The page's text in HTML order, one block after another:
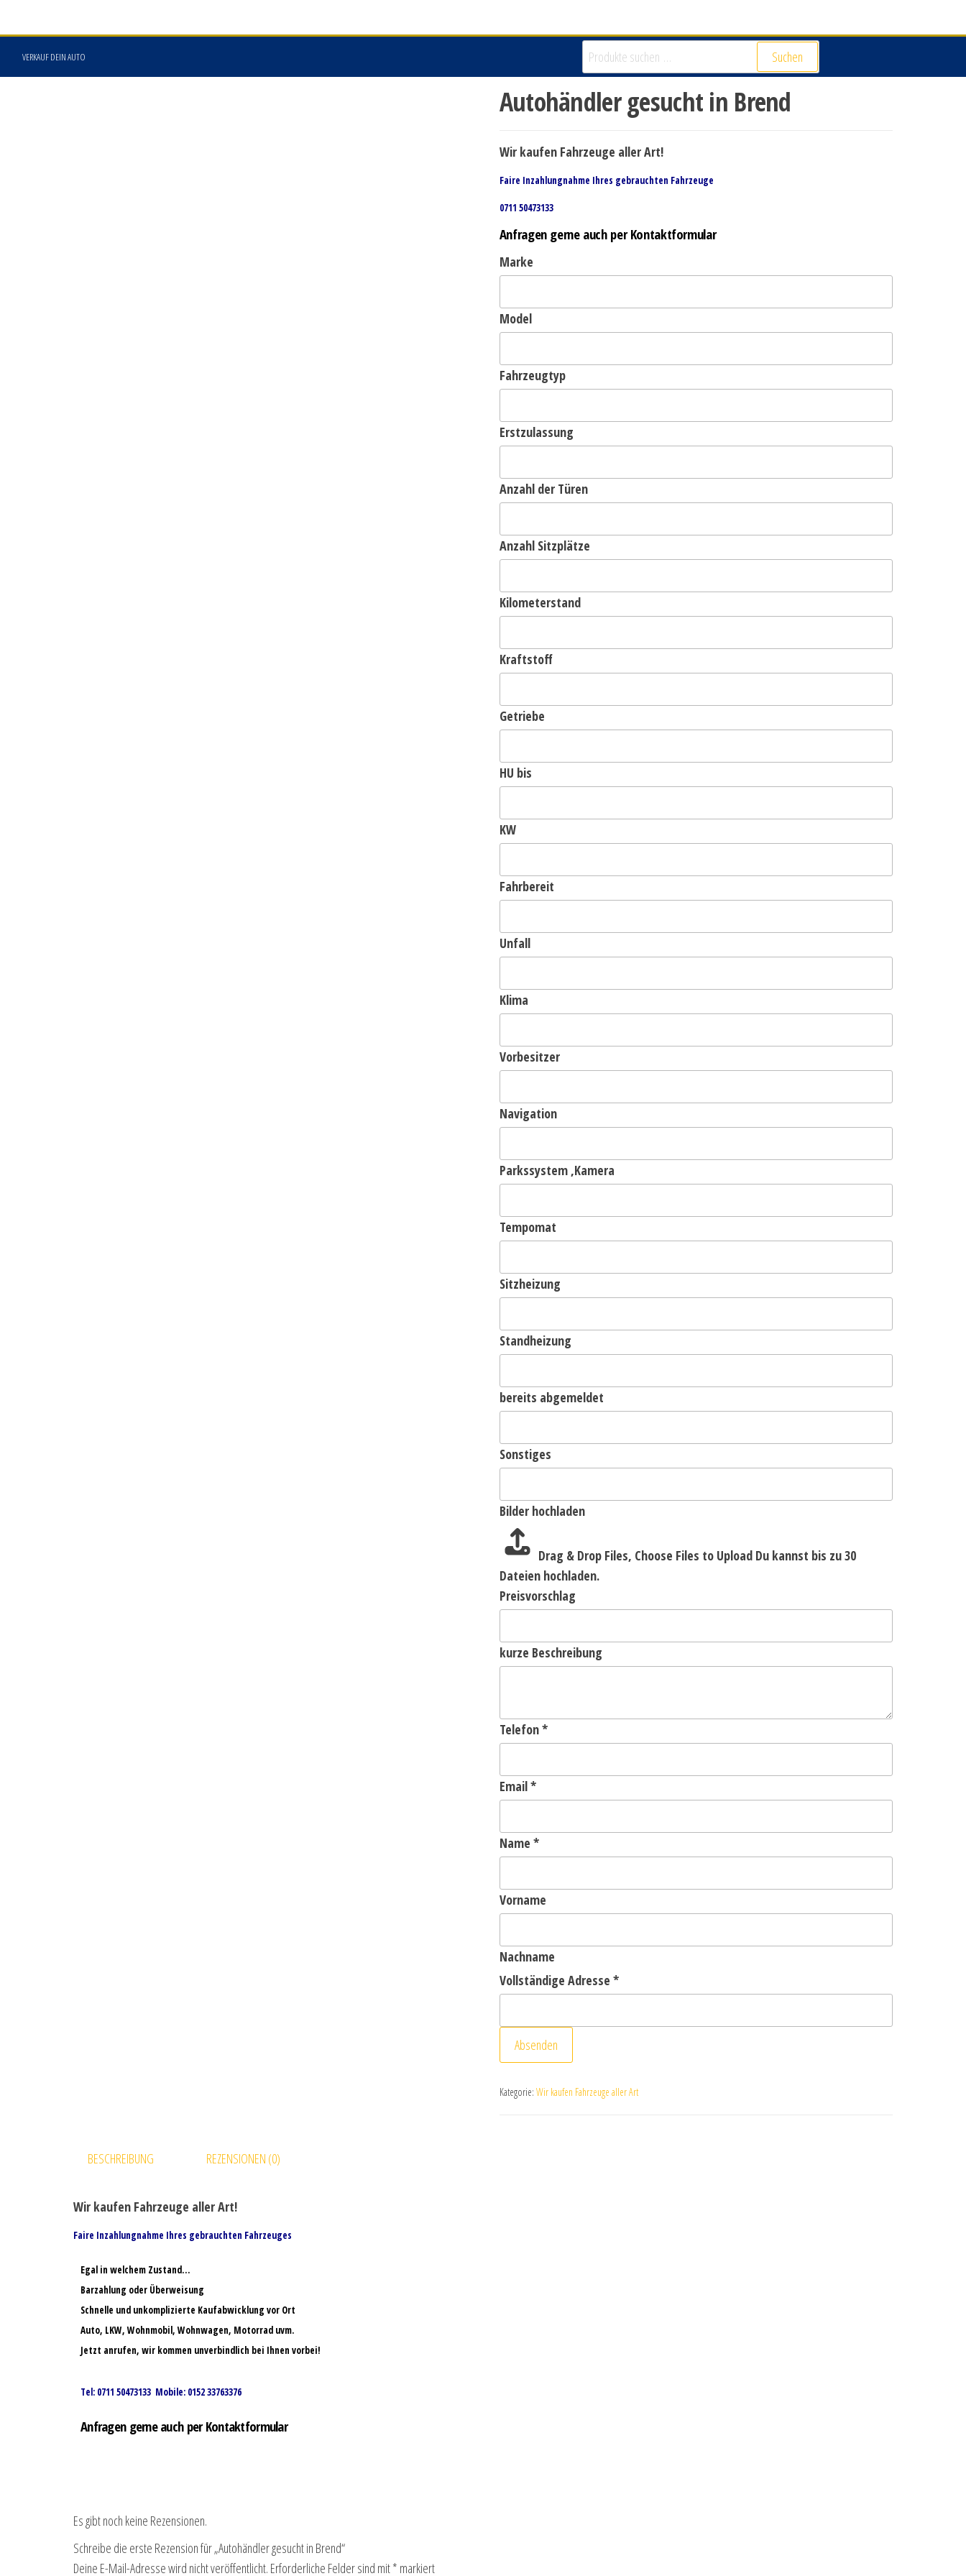
VERKAUF DEIN AUTO Suchen
Autohändler gesucht in Brend
Wir kaufen Fahrzeuge aller Art!
Faire Inzahlungnahme Ihres gebrauchten Fahrzeuge
0711 50473133
Anfragen gerne auch per Kontaktformular
Marke
Model
Fahrzeugtyp
Erstzulassung
Anzahl der Türen
Anzahl Sitzplätze
Kilometerstand
Kraftstoff
Getriebe
HU bis
KW
Fahrbereit
Unfall
Klima
Vorbesitzer
Navigation
Parkssystem ,Kamera
Tempomat
Sitzheizung
Standheizung
bereits abgemeldet
Sonstiges
Bilder hochladen
Drag & Drop Files, Choose Files to Upload Du kannst bis zu 30
Dateien hochladen.
Preisvorschlag
kurze Beschreibung
Telefon*
Email*
Name *
Vorname
Nachname
Vollständige Adresse *
Absenden
Kategorie: Wir kaufen Fahrzeuge aller Art
BESCHREIBUNG REZENSIONEN (0)
Wir kaufen Fahrzeuge aller Art!
Faire Inzahlungnahme Ihres gebrauchten Fahrzeuges
Egal in welchem Zustand…
Barzahlung oder Überweisung
Schnelle und unkomplizierte Kaufabwicklung vor Ort
Auto, LKW, Wohnmobil, Wohnwagen, Motorrad uvm.
Jetzt anrufen, wir kommen unverbindlich bei Ihnen vorbei!
Tel: 0711 50473133 Mobile: 0152 33763376
Anfragen gerne auch per Kontaktformular
Es gibt noch keine Rezensionen.
Schreibe die erste Rezension für „Autohändler gesucht in Brend“
Deine E-Mail-Adresse wird nicht veröffentlicht. Erforderliche Felder sind mit* markiert